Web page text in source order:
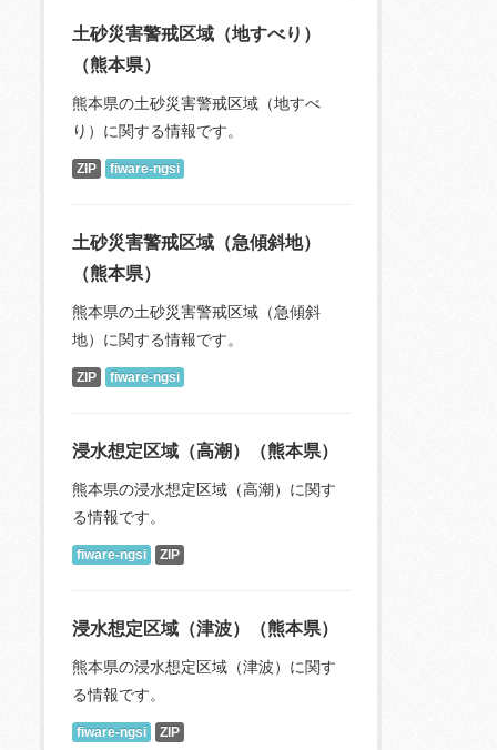
土砂災害警戒区域（地すべり）
（熊本県）
熊本県の土砂災害警戒区域（地すべ
り）に関する情報です。
ZIP fiware-ngsi
土砂災害警戒区域（急傾斜地）
（熊本県）
熊本県の土砂災害警戒区域（急傾斜
地）に関する情報です。
ZIP fiware-ngsi
浸水想定区域（高潮）（熊本県）
熊本県の浸水想定区域（高潮）に関す
る情報です。
fiware-ngsi ZIP
浸水想定区域（津波）（熊本県）
熊本県の浸水想定区域（津波）に関す
る情報です。
fiware-ngsi ZIP